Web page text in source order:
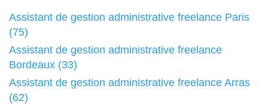
Assistant de gestion administrative freelance Paris
(75)
Assistant de gestion administrative freelance
Bordeaux (33)
Assistant de gestion administrative freelance Arras
(62)